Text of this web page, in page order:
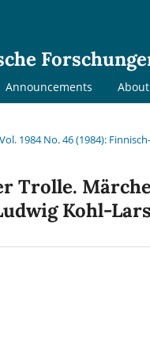
Announcements About
Vol. 1984 No. 46 (1984):
Trolle.
Kohl-